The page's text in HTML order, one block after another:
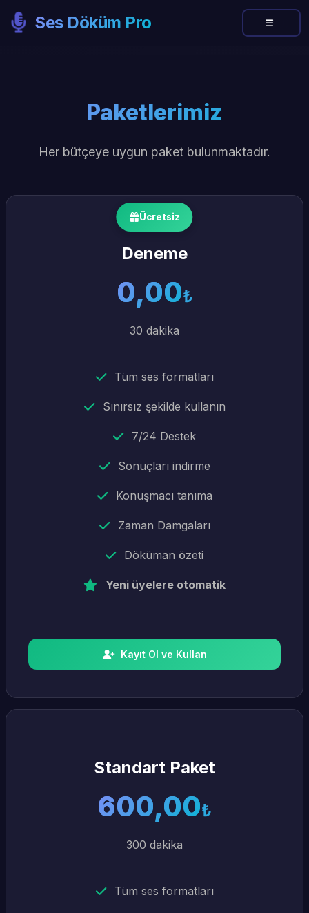
Ses Döküm Pro
Paketlerimiz
Her bütçeye uygun paket bulunmaktadır.
Ücretsiz
Deneme
0,00₺
30 dakika
Tüm ses formatları
Sınırsız şekilde kullanın
7/24 Destek
Sonuçları indirme
Konuşmacı tanıma
Zaman Damgaları
Döküman özeti
Yeni üyelere otomatik
Kayıt Ol ve Kullan
Standart Paket
600,00₺
300 dakika
Tüm ses formatları